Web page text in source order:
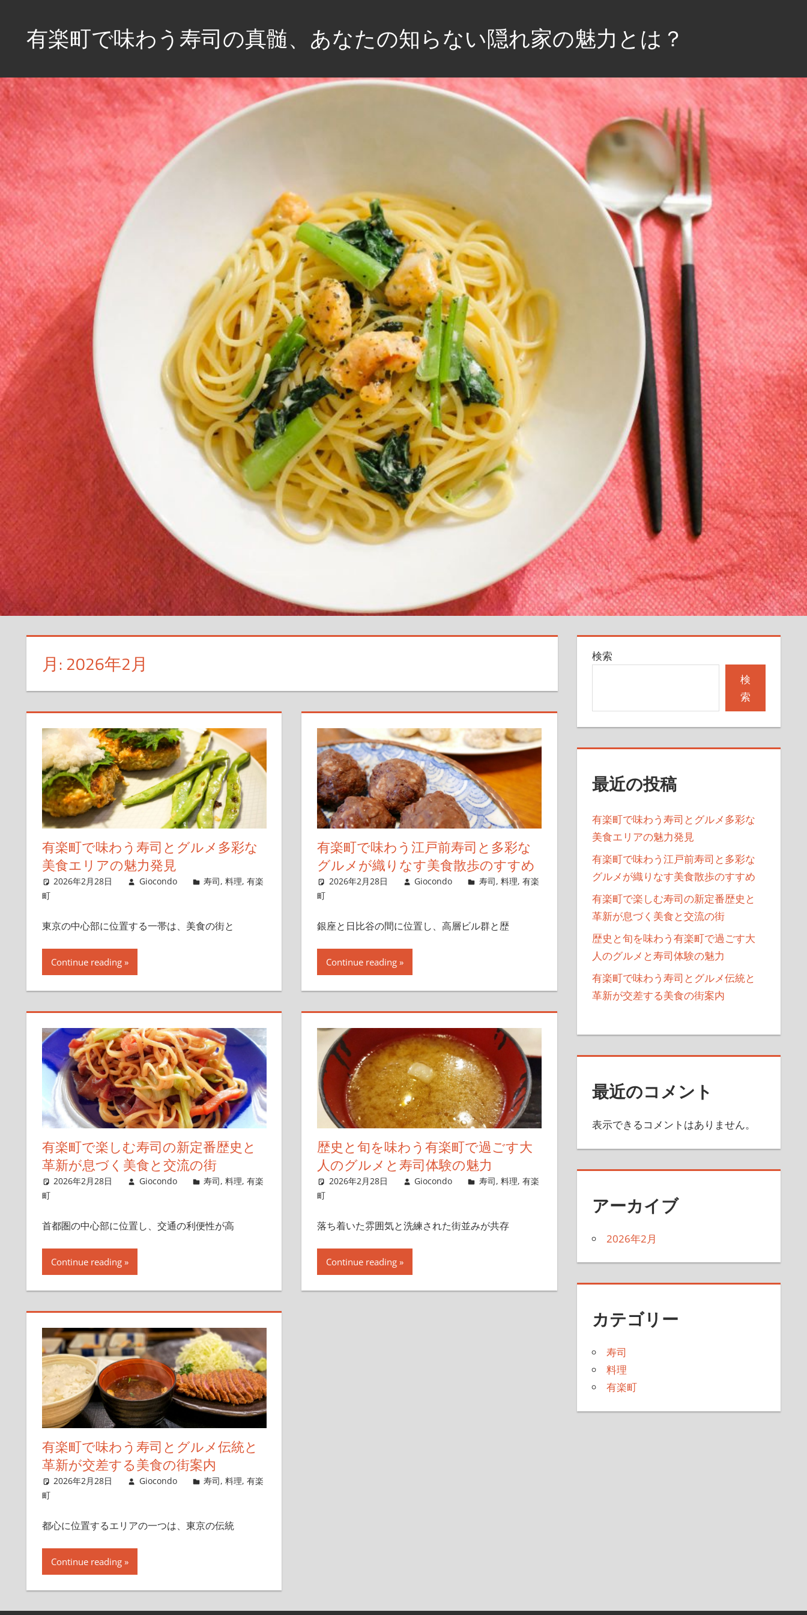
ツ
へ
ス
キ
ッ
プ
有楽町で味わう寿司の真髄、あなたの知らない隠れ家の魅力とは？
会
喧
騒
ら
離
れ
唯
一
二
の
寿
司
体
験
心
ま
楽
し
所。
月: 2026年2月
有楽町で味わう寿司とグルメ多彩な
美食エリアの魅力発見
2026年2月28日 Giocondo 寿司,料理,有楽
町
東京の中心部に位置する一帯は、美食の街と
Continue reading
有楽町で味わう江戸前寿司と多彩な
グルメが織りなす美食散歩のすすめ
2026年2月28日 Giocondo 寿司, 料理, 有楽
町
銀座と日比谷の間に位置し、高層ビル群と歴
Continue reading
有楽町で楽しむ寿司の新定番歴史と
革新が息づく美食と交流の街
2026年2月28日 Giocondo 寿司,料理,有楽
町
首都圏の中心部に位置し、交通の利便性が高
Continue reading
歴史と旬を味わう有楽町で過ごす大
人のグルメと寿司体験の魅力
2026年2月28日 Giocondo 寿司, 料理, 有楽
町
落ち着いた雰囲気と洗練された街並みが共存
Continue reading
有楽町で味わう寿司とグルメ伝統と
革新が交差する美食の街案内
2026年2月28日 Giocondo 寿司,料理,有楽
町
都心に位置するエリアの一つは、東京の伝統
Continue reading
検索
検
索
最近の投稿
有楽町で味わう寿司とグルメ多彩な
美食エリアの魅力発見
有楽町で味わう江戸前寿司と多彩な
グルメが織りなす美食散歩のすすめ
有楽町で楽しむ寿司の新定番歴史と
革新が息づく美食と交流の街
歴史と旬を味わう有楽町で過ごす大
人のグルメと寿司体験の魅力
有楽町で味わう寿司とグルメ伝統と
革新が交差する美食の街案内
最近のコメント
表示できるコメントはありません。
アーカイブ
2026年2月
カテゴリー
寿司
料理
有楽町